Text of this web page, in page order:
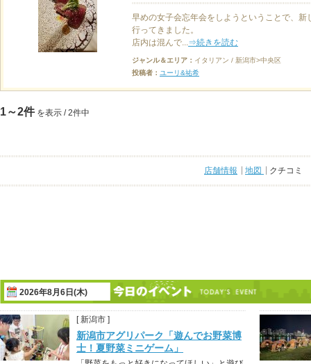
早めの女子会忘年会をしようということで、
行ってきました。
店内は混んで...⇒続きを読む
ジャンル＆エリア： イタリアン / 新潟市>中央区
投稿者： ユーリ&祐希
1～2件 を表示 / 2件中
店舗情報 地図 クチコミ
2026年8月6日(木)
[ 新潟市 ]
新潟市アグリパーク「遊んでお野菜博
士！夏野菜ミニゲーム」